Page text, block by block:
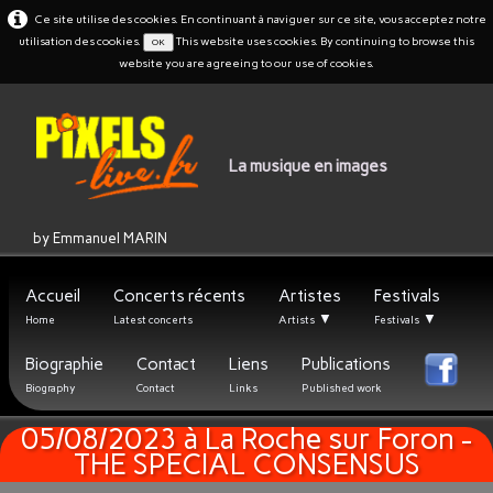
Ce site utilise des cookies. En continuant à naviguer sur ce site, vous acceptez notre
utilisation des cookies.
OK
This website uses cookies. By continuing to browse this
website you are agreeing to our use of cookies.
La musique en images
by Emmanuel MARIN
Accueil
Home
Concerts récents
Latest concerts
Artistes
Artists ▼
Festivals
Festivals ▼
Biographie
Biography
Contact
Contact
Liens
Links
Publications
Published work
05/08/2023 à La Roche sur Foron -
THE SPECIAL CONSENSUS